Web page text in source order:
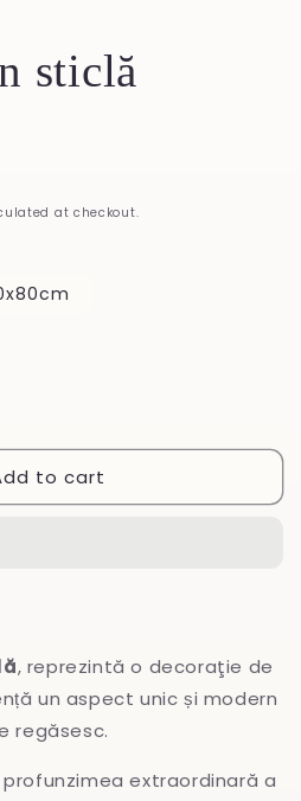
sticlă
at checkout.
to cart
, reprezintă o decoraţie de
un aspect unic și modern
regăsesc.
extraordinară a